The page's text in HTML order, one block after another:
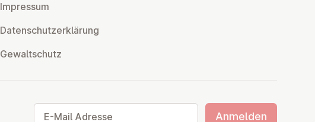
Impressum
Da­ten­schutz­er­klä­rung
Ge­walt­schutz
Anmelden